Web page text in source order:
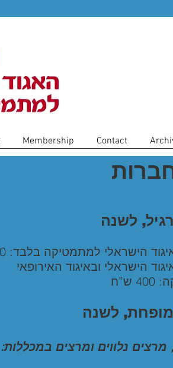
Membership Contact
לשנה
הישראלי למתמטיקה בלבד: 220 ש”ח
הישראלי ובאיגוד האירופאי
לשנה
מרצים נלווים ומרצים במכללות: